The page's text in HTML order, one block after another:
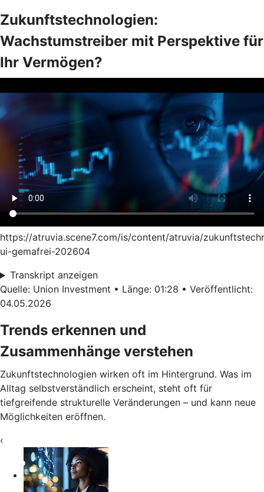
Zukunftstechnologien:
Wachstumstreiber mit Perspektive für
Ihr Vermögen?
https://atruvia.scene7.com/is/content/atruvia/
ui-gemafrei-202604
Transkript anzeigen
Quelle: Union Investment • Länge: 01:28 • Veröffentlicht:
04.05.2026
Trends erkennen und
Zusammenhänge verstehen
Zukunftstechnologien wirken oft im Hintergrund. Was im
Alltag selbstverständlich erscheint, steht oft für
tiefgreifende strukturelle Veränderungen – und kann neue
Möglichkeiten eröffnen.
‹